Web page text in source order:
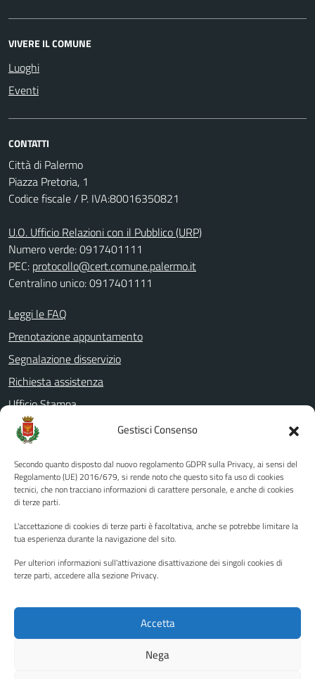
Gestisci Consenso
Secondo quanto disposto dal nuovo regolamento GDPR sulla Privacy, ai sensi del
Regolamento (UE) 2016/679, si rende noto che questo sito fa uso di cookies
tecnici, che non tracciano informazioni di carattere personale, e anche di cookies
di terze parti.
L'accettazione di cookies di terze parti è facoltativa, anche se potrebbe limitare la
tua esperienza durante la navigazione del sito.
Per ulteriori informazioni sull'attivazione disattivazione dei singoli cookies di
terze parti, accedere alla sezione Privacy.
Accetta
Nega
VIVERE IL COMUNE
Luoghi
Eventi
CONTATTI
Città di Palermo
Piazza Pretoria, 1
Codice fiscale / P. IVA:80016350821
U.O. Ufficio Relazioni con il Pubblico (URP)
Numero verde: 0917401111
PEC: protocollo@cert.comune.palermo.it
Centralino unico: 0917401111
Leggi le FAQ
Prenotazione appuntamento
Segnalazione disservizio
Richiesta assistenza
Ufficio Stampa
Amministrazione Trasparente
Albo pretorio
Informativa privacy
Note legali
Piano di miglioramento del sito
Instagram